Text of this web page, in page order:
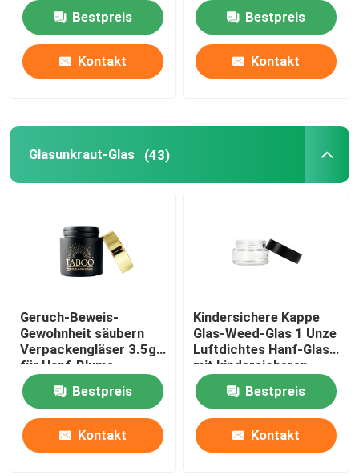
Borosilicat-Glasgefäß
Glastropfflasche
Pop-Top-Röhren
Pre-Roll-Kegel
Bestpreis
Kontakt
blüht das Verpacken
Bestpreis
Kontakt
Glasunkraut-Glas (43)
Geruch-Beweis-
Gewohnheit säubern
Verpackengläser 3.5g
für Hanf-Blume
Bestpreis
Kontakt
Kindersichere Kappe
Glas-Weed-Glas 1 Unze
Luftdichtes Hanf-Glas
mit kindersicheren
Deckel
Bestpreis
Kontakt